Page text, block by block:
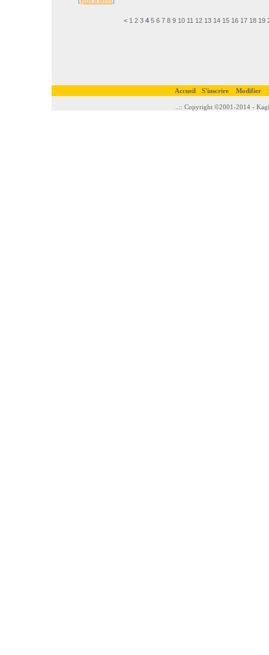
< 1 2 3 4 5 6 7 8 9 10 11 12 13 14 15 16 17 18 19
Accueil S'inscrire Modifier
..:: Copyright ©2001-2014 -